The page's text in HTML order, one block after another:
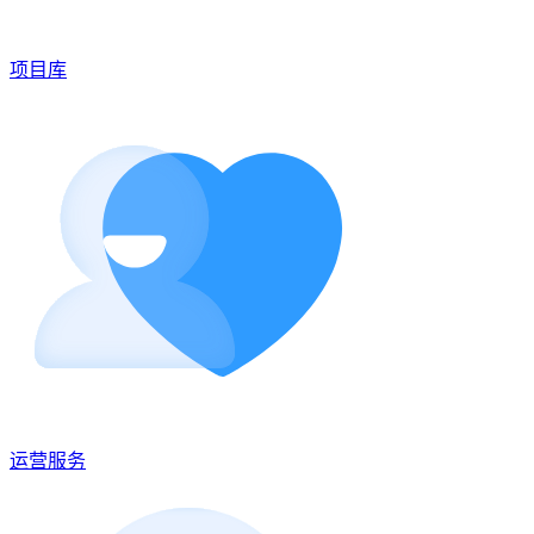
项目库
运营服务